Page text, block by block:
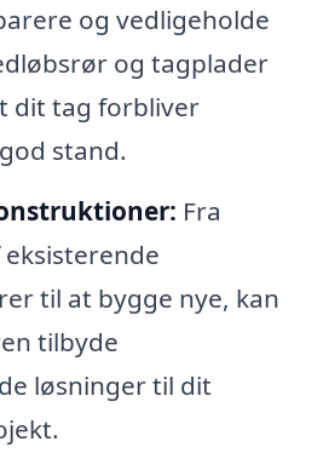
og vedligeholde
og tagplader
dit tag forbliver
stand.
Fra
til at bygge nye, kan
tilbyde
løsninger til dit